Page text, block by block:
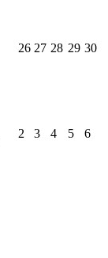
26 27 28 29 30
2 3 4 5 6